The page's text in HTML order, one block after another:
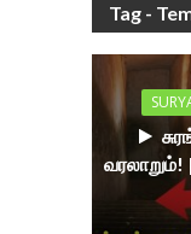
Tag -
வரலாறும்!